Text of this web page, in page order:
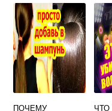
ПОЧЕМУ